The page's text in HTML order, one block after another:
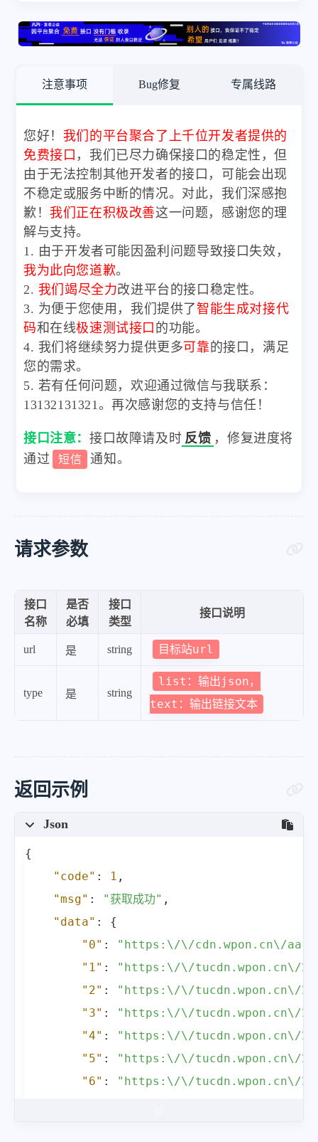
注意事项 Bug修复 专属线路
您好！ 我们的平台聚合了上千位开发者提供的
免费接口 ，我们已尽力确保接口的稳定性，但
由于无法控制其他开发者的接口，可能会出现
不稳定或服务中断的情况。对此，我们深感抱
歉！ 我们正在积极改善这一问题，感谢您的理
解与支持。
1. 由于开发者可能因盈利问题导致接口失效，
我为此向您道歉。
2. 我们竭尽全力改进平台的接口稳定性。
3. 为便于您使用，我们提供了智能生成对接代
码和在线极速测试接口 的功能。
4. 我们将继续努力提供更多可靠的接口，满足
您的需求。
5. 若有任何问题，欢迎通过微信与我联系：
13132131321。再次感谢您的支持与信任！
接口注意： 接口故障请及时 反馈 ，修复进度将
通过
短信 通知。
请求参数
接口
名称
是否
必填
接口
类型
接口说明
url 是 string 目标站url
type 是 string
list：输出json，
text：输出链接文本
返回示例
Json
{
"code" : 1 ,
"msg" : "获取成功" ,
"data" :
{
"0" :
"https:\/\/cdn.wpon.cn\/
"1" :
"https:\/\/tucdn.wpon.cn\/
"2" :
"https:\/\/tucdn.wpon.cn\/
"3" :
"https:\/\/tucdn.wpon.cn\/
"4" :
"https:\/\/tucdn.wpon.cn\/
"5" :
"https:\/\/tucdn.wpon.cn\/
"6" :
"https:\/\/tucdn.wpon.cn\/